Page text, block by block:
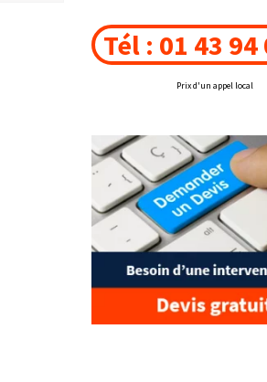
Tél : 01 43 94
Prix d'un appel local